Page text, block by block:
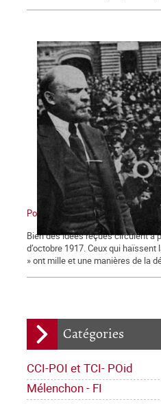
Catégories
CCI-POI et TCI- POid
Mélenchon - FI
Pour comprendre la révolution
Bien des idées reçues circulent à
d’octobre 1917. Ceux qui
» ont mille et une manières de la